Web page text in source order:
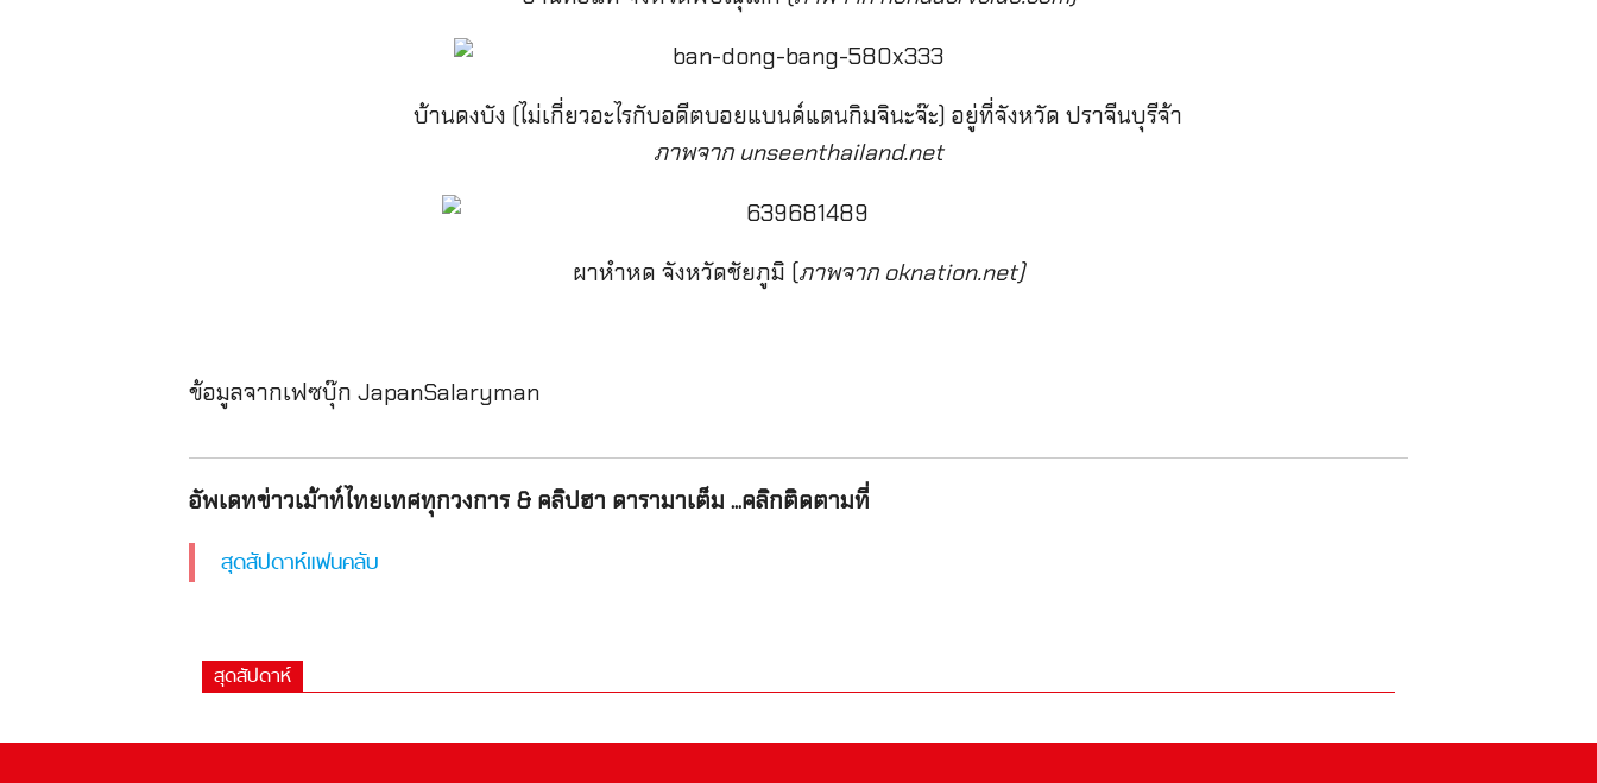
บ้านดงบัง (ไม่เกี่ยวอะไรกับอดีตบอยแบนด์แดนกิมจินะจ๊ะ) อยู่ที่จังหวัด ปราจีนบุรีจ้า
ภาพจาก unseenthailand.net
ผาหำหด จังหวัดชัยภูมิ (ภาพจาก oknation.net)
ข้อมูลจากเฟซบุ๊ก JapanSalaryman
อัพเดทข่าวเม้าท์ไทยเทศทุกวงการ & คลิปฮา ดารามาเต็ม ...คลิกติดตามที่
สุดสัปดาห์แฟนคลับ
สุดสัปดาห์